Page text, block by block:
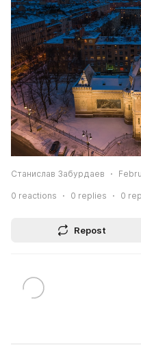
Станислав Забурдаев
0 reactions 0 replies 0
Repost